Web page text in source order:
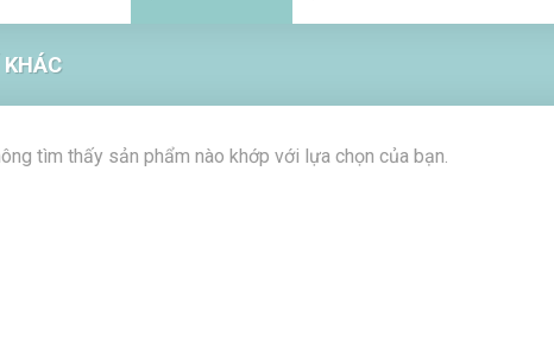
tìm thấy sản phẩm nào khớp với lựa chọn của bạn.